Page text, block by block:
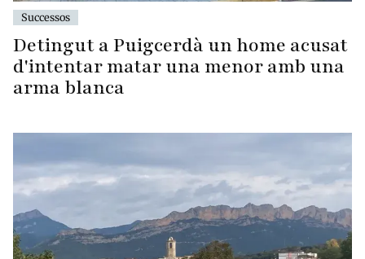
Successos
Detingut a Puigcerdà un home acusat
d'intentar matar una menor amb una
arma blanca